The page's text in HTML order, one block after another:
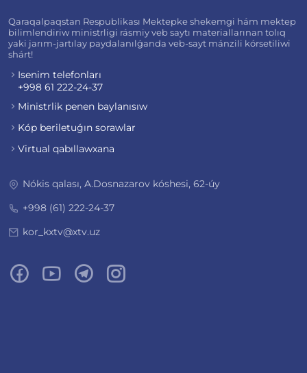
Qaraqalpaqstan Respublikası Mektepke shekemgi hám mektep
bilimlendiriw ministrligi rásmiy veb saytı materiallarınan tolıq
yaki jarım-jartılay paydalanılǵanda veb-sayt mánzili kórsetiliwi
shárt!
Isenim telefonları
+998 61 222-24-37
Ministrlik penen baylanısıw
Kóp beriletuǵın sorawlar
Virtual qabıllawxana
Nókis qalası, A.Dosnazarov kóshesi, 62-úy
+998 (61) 222-24-37
kor_kxtv@xtv.uz